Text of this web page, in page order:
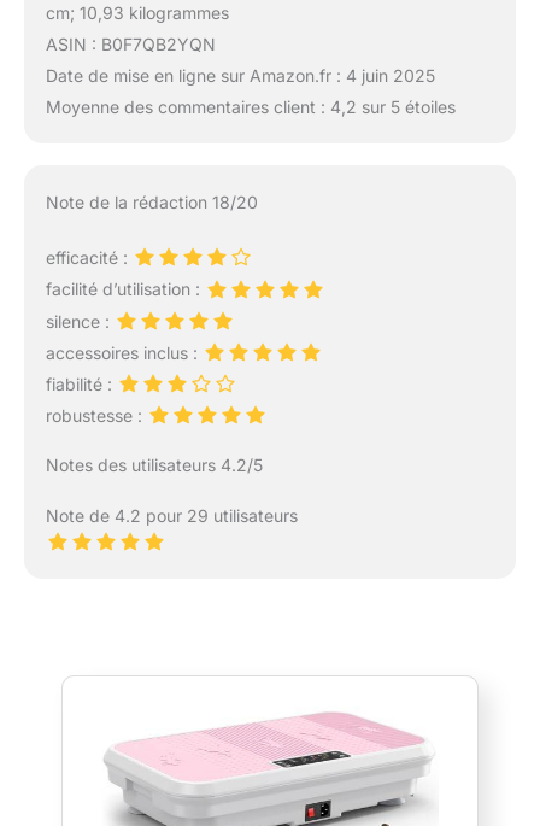
cm; 10,93 kilogrammes
ASIN : B0F7QB2YQN
Date de mise en ligne sur Amazon.fr : 4 juin 2025
Moyenne des commentaires client : 4,2 sur 5 étoiles
Note de la rédaction 18/20
efficacité :
facilité d’utilisation :
silence :
accessoires inclus :
fiabilité :
robustesse :
Notes des utilisateurs 4.2/5
Note de 4.2 pour 29 utilisateurs